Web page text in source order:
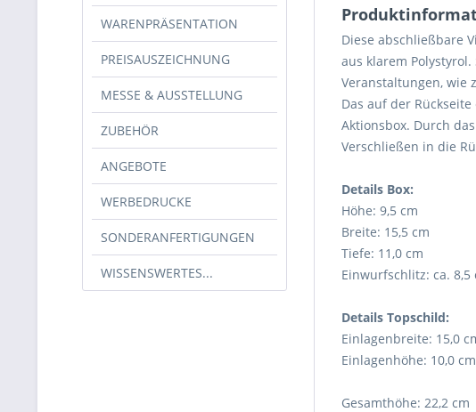
WARENPRÄSENTATION
PREISAUSZEICHNUNG
MESSE & AUSSTELLUNG
ZUBEHÖR
ANGEBOTE
WERBEDRUCKE
SONDERANFERTIGUNGEN
WISSENSWERTES...
Diese abschließbare
aus klarem
Veranstaltungen, wie
Das auf der
Aktionsbox. Durch
Verschließen in die
Details Box:
Höhe: 9,5 cm
Breite: 15,5 cm
Tiefe: 11,0 cm
Einwurfschlitz: ca. 8,5
Details Topschild:
Einlagenbreite: 15,0
Einlagenhöhe: 10,0 cm
Gesamthöhe: 22,2 cm